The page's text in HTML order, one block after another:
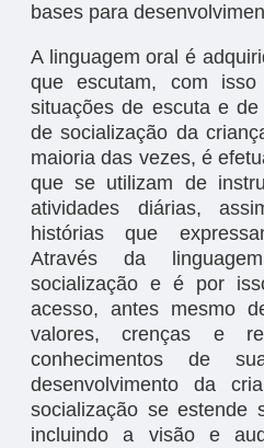
bases para
A linguagem oral é
que escutam, com
situações de escuta e
de socialização da
maioria das vezes, é
que se utilizam de
atividades diárias,
histórias que
Através da
socialização e é por
acesso, antes mesmo
valores, crenças e
conhecimentos de
desenvolvimento da
socialização se estende
incluindo a visão e